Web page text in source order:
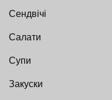
Сендвічі
Салати
Супи
Закуски